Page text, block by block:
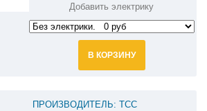
Добавить электрику
В КОРЗИНУ
ПРОИЗВОДИТЕЛЬ: ТСС